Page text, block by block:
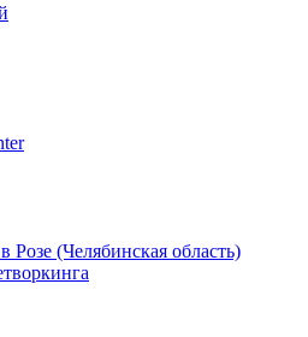
Розе (Челябинская область)